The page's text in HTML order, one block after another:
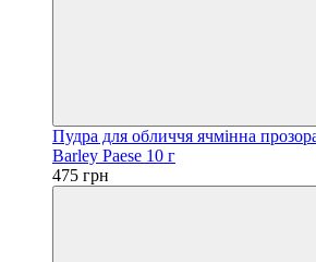
Пудра для обличчя ячмінна
Barley Paese 10 г
475 грн